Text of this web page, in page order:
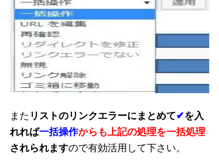
また リストのリンクエラーにまとめて✔を入
れれば一括操作からも上記の処理を一括処理
されられますので有効活用して下さい。